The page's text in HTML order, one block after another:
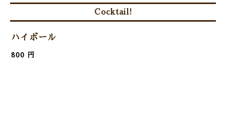
Cocktail!
ハイボール
800 円